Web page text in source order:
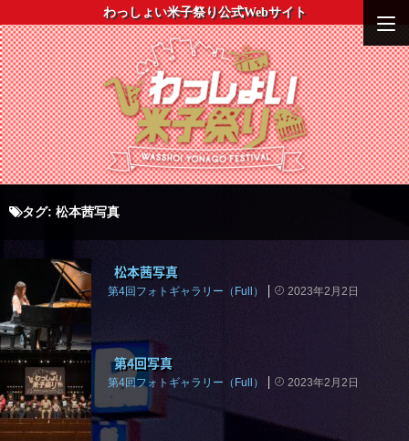
わっしょい米子祭り公式Webサイト
タグ: 松本茜写真
松本茜写真
第4回フォトギャラリー（Full）
2023年2月2日
第4回写真
第4回フォトギャラリー（Full）
2023年2月2日